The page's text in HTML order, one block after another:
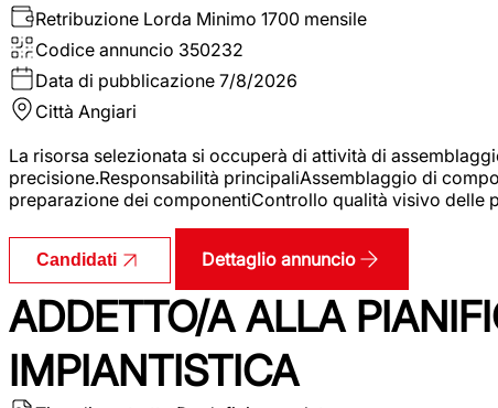
Retribuzione Lorda Minimo 1700 mensile
Codice annuncio 350232
Data di pubblicazione 7/8/2026
Città Angiari
La risorsa selezionata si occuperà di attività di
precisione.Responsabilità principaliAssemblaggio di
preparazione dei componentiControllo qualità visivo delle
Candidati Dettaglio annuncio
ADDETTO/A ALLA
IMPIANTISTICA